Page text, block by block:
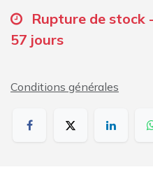
Rupture de stock
57 jours
Conditions générales